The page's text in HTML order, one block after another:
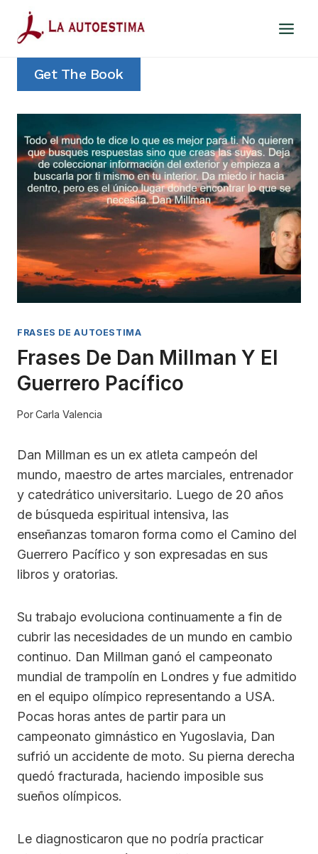
Saltar
contenido
Get The Book
FRASES DE AUTOESTIMA
Frases De Dan Millman Y El
Guerrero Pacífico
PorCarla Valencia
Dan Millman es un ex atleta campeón del
mundo, maestro de artes marciales, entrenador
y catedrático universitario. Luego de 20 años
de búsqueda espiritual intensiva, las
enseñanzas tomaron forma como el Camino del
Guerrero Pacífico y son expresadas en sus
libros y oratorias.
Su trabajo evoluciona continuamente a fin de
cubrir las necesidades de un mundo en cambio
continuo. Dan Millman ganó el campeonato
mundial de trampolín en Londres y fue admitido
en el equipo olímpico representando a USA.
Pocas horas antes de partir para un
campeonato gimnástico en Yugoslavia, Dan
sufrió un accidente de moto. Su pierna derecha
quedó fracturada, haciendo imposible sus
sueños olímpicos.
Le diagnosticaron que no podría practicar